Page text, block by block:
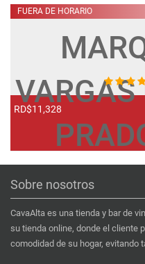
FUERA DE HORARIO
RD$11,328
Sobre nosotros
CavaAlta es una tienda y bar de
su tienda online, donde el cliente
comodidad de su hogar, evitando